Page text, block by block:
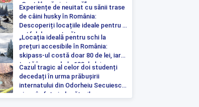
„Sunt liberă și singură”
Experiențe de neuitat cu sănii trase
de câini husky în România:
Descoperiți locațiile ideale pentru o
astfel de aventură!
„Locația ideală pentru schi la
prețuri accesibile în România:
skipass-ul costă doar 80 de lei, iar
tartă începe de la 100 de lei pe
noapte”
Cazul tragic al celor doi studenți
decedați în urma prăbușirii
internatului din Odorheiu Secuiesc a
ajuns în fața judecătorilor